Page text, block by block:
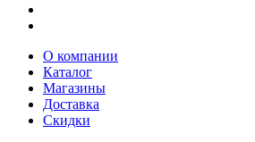
О компании
Каталог
Магазины
Доставка
Скидки